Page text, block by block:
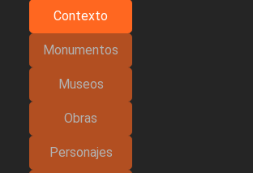
Contexto
Monumentos
Museos
Obras
Personajes